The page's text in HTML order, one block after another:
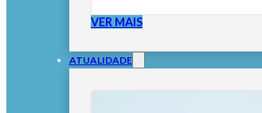
VER MAIS
ATUALIDADE